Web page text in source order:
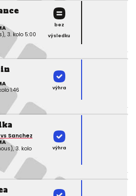
3. kolo 5:00
bez
výsledku
1:46
výhra
Sanchez
3. kolo
výhra